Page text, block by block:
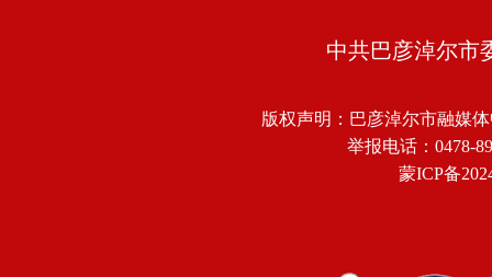
中共巴彦淖尔市
版权声明：巴彦淖尔市融媒
举报电话：0478-
蒙ICP备